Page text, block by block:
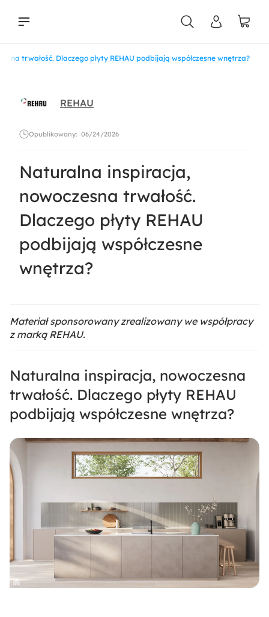
trwałość. Dlaczego płyty REHAU podbijają współczesne wnętrza?
REHAU
Opublikowany: 06/24/2026
Naturalna inspiracja,
nowoczesna trwałość.
Dlaczego płyty REHAU
podbijają współczesne
wnętrza?
Materiał sponsorowany zrealizowany we współpracy
z marką REHAU.
Naturalna inspiracja, nowoczesna
trwałość. Dlaczego płyty REHAU
podbijają współczesne wnętrza?